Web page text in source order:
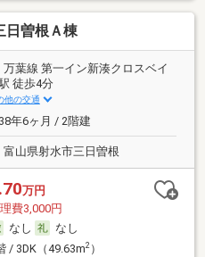
日曽根Ａ棟
万葉線 第一イン新湊クロスベイ
徒歩4分
他の交通
年6ヶ月 / 2階建
富山県射水市三日曽根
万円
費3,000円
なし
なし
/ 3DK（49.63m2）